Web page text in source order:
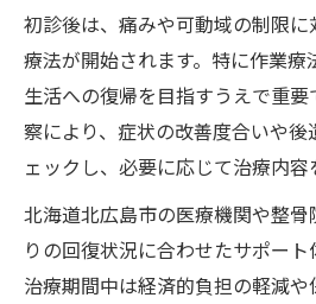
初診後は、痛みや可動域の制限
療法が開始されます。特に作業療
生活への復帰を目指すうえで重
察により、症状の改善度合いや
ェックし、必要に応じて治療内容
北海道北広島市の医療機関や整骨
りの回復状況に合わせたサポート
治療期間中は経済的負担の軽減